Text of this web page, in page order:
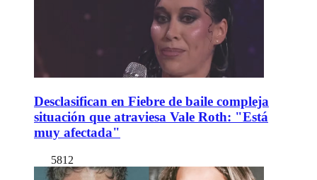
Desclasifican en Fiebre de baile compleja
situación que atraviesa Vale Roth: "Está
muy afectada"
5812